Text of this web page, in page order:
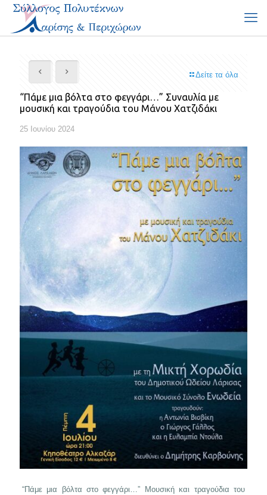
Δείτε τα όλα
“Πάμε μια βόλτα στο φεγγάρι…” Συναυλία με
μουσική και τραγούδια του Μάνου Χατζιδάκι
25 Ιουνίου 2024
“Πάμε μια βόλτα στο φεγγάρι…” Μουσική και τραγούδια του